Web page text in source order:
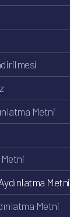
Metni
Metni
Metni